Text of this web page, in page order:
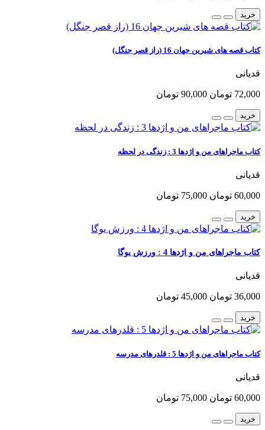
خرید
کتاب قصه های شیرین جهان 16 (راز قصر جنگل)
قدیانی
72,000 تومان 90,000 تومان
خرید
کتاب ماجراهای من و اژدها 3 : زندگی در لحظه
قدیانی
60,000 تومان 75,000 تومان
خرید
کتاب ماجراهای من و اژدها 4 : ورزش یوگا
قدیانی
36,000 تومان 45,000 تومان
خرید
کتاب ماجراهای من و اژدها 5 : قلدرهای مدرسه
قدیانی
60,000 تومان 75,000 تومان
خرید